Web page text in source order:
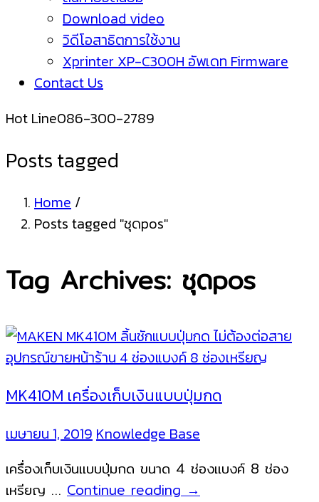
Download video
วิดีโอสาธิตการใช้งาน
Xprinter XP-C300H อัพเดท Firmware
Contact Us
Hot Line086-300-2789
Posts tagged
Home /
Posts tagged "ชุดpos"
Tag Archives: ชุดpos
MK410M เครื่องเก็บเงินแบบปุ่มกด
เมษายน 1, 2019Knowledge Base
เครื่องเก็บเงินแบบปุ่มกด ขนาด 4 ช่องแบงค์ 8 ช่อง
เหรียญ … Continue readingMK410M
→